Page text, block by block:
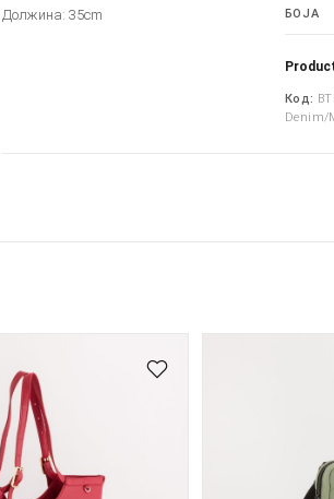
Должина: 35cm
БОЈА
Код:
Denim/